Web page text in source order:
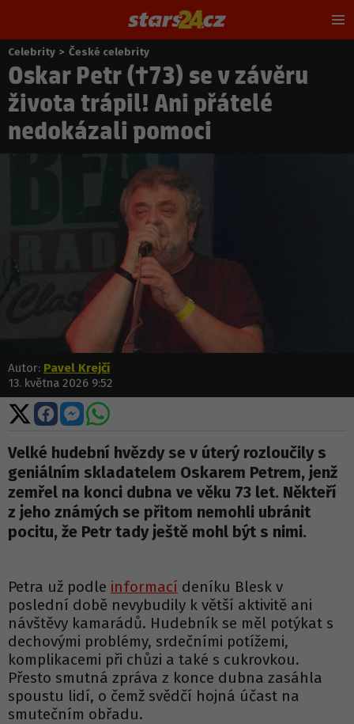
Nacházíte
se
zde:
Celebrity > České celebrity
Oskar Petr (†73) se v závěru
života trápil! Ani přátelé
nedokázali pomoci
Autor: Pavel Krejčí
13. května 2026 9:52
Sdílet
na
X
Sdílet
na
Facebooku
Sdílet
na
Messengeru
Sdílet
WhatsApp
Velké hudební hvězdy se v úterý rozloučily s
geniálním skladatelem Oskarem Petrem, jenž
zemřel na konci dubna ve věku 73 let. Někteří
z jeho známých se přitom nemohli ubránit
pocitu, že Petr tady ještě mohl být s nimi.
Petra už podle informací deníku Blesk v
poslední době nevybudily k větší aktivitě ani
návštěvy kamarádů. Hudebník se měl potýkat s
dechovými problémy, srdečními potížemi,
komplikacemi při chůzi a také s cukrovkou.
Přesto smutná zpráva z konce dubna zasáhla
spoustu lidí, o čemž svědčí hojná účast na
smutečním obřadu.